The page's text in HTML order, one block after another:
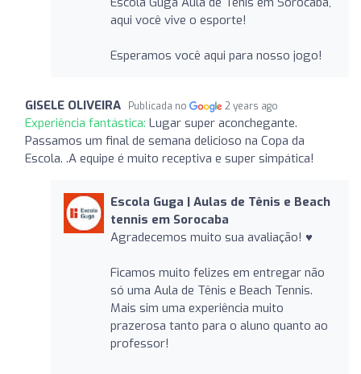
aqui você vive o esporte!
Esperamos você aqui para nosso jogo!
GISELE OLIVEIRA Publicada no 2 years ago
Experiência fantástica: Lugar super aconchegante.
Passamos um final de semana delicioso na Copa da
Escola. .A equipe é muito receptiva e super simpática!
Escola Guga | Aulas de Tênis e Beach
tennis em Sorocaba
Agradecemos muito sua avaliação! ♥️
Ficamos muito felizes em entregar não
só uma Aula de Tênis e Beach Tennis.
Mais sim uma experiência muito
prazerosa tanto para o aluno quanto ao
professor!